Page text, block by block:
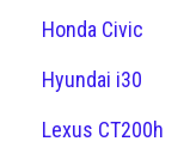
Honda Civic
Hyundai i30
Lexus CT200h